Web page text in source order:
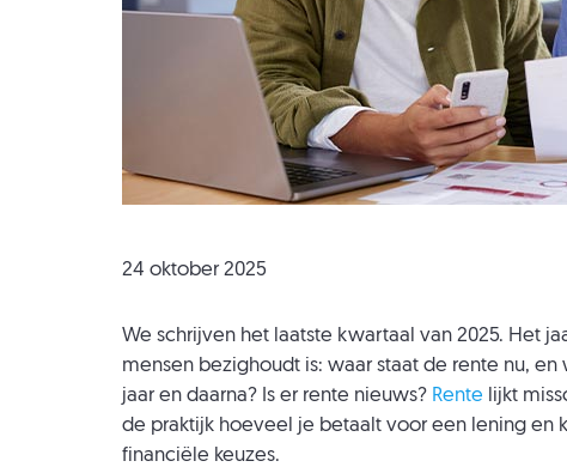
24 oktober 2025
We schrijven het laatste kwartaal van 2025. Het
mensen bezighoudt is: waar staat de rente nu,
jaar en daarna? Is er rente nieuws? Rente lijkt
de praktijk hoeveel je betaalt voor een lening en
financiële keuzes.